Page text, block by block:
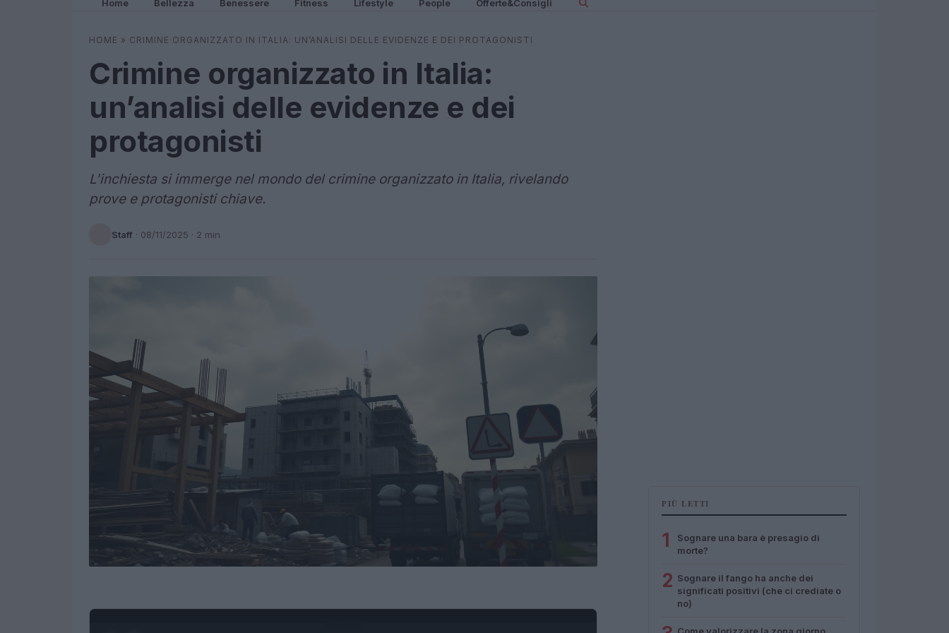
Home Bellezza Benessere Fitness Lifestyle People Offerte&Consigli
HOME » CRIMINE ORGANIZZATO IN ITALIA: UN’ANALISI DELLE EVIDENZE E DEI PROTAGONISTI
Crimine organizzato in Italia:
un’analisi delle evidenze e dei
protagonisti
L'inchiesta si immerge nel mondo del crimine organizzato in Italia, rivelando
prove e protagonisti chiave.
Staff · 08/11/2025 · 2 min
PIÙ LETTI
1
Sognare una bara è presagio di
morte?
2 Sognare il fango ha anche dei
significati positivi (che ci crediate o
no)